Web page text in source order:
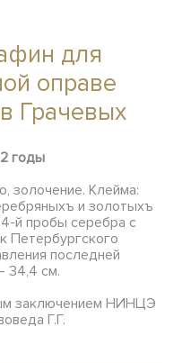
для
оправе
Грачевых
годы
золочение.Клейма:
и золотыхъ
й пробы серебра с
Петербургского
последней
34,4 см.
заключением НИНЦЭ
Г.Г.